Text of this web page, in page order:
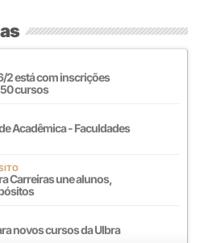
2 está com inscrições
cursos
Acadêmica - Faculdades
Carreiras une alunos,
novos cursos da Ulbra